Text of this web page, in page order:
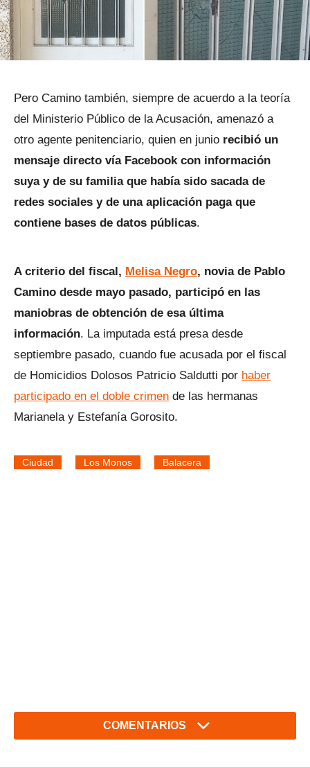
Pero Camino también, siempre de acuerdo a la teoría
del Ministerio Público de la Acusación, amenazó a
otro agente penitenciario, quien en junio recibió un
mensaje directo vía Facebook con información
suya y de su familia que había sido sacada de
redes sociales y de una aplicación paga que
contiene bases de datos públicas.
A criterio del fiscal, Melisa Negro, novia de Pablo
Camino desde mayo pasado, participó en las
maniobras de obtención de esa última
información. La imputada está presa desde
septiembre pasado, cuando fue acusada por el fiscal
de Homicidios Dolosos Patricio Saldutti por haber
participado en el doble crimen de las hermanas
Marianela y Estefanía Gorosito.
Ciudad Los Monos Balacera
COMENTARIOS